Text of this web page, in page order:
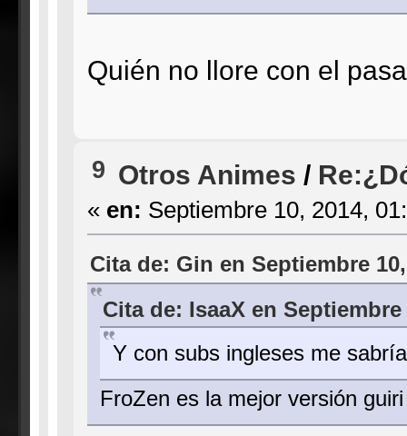
Quién no llore con el
9 Otros Animes /
« en: Septiembre 10, 2014,
Cita de: Gin en Septiembre
Cita de: IsaaX en Septiembre
Y con subs ingleses me
FroZen es la mejor versión